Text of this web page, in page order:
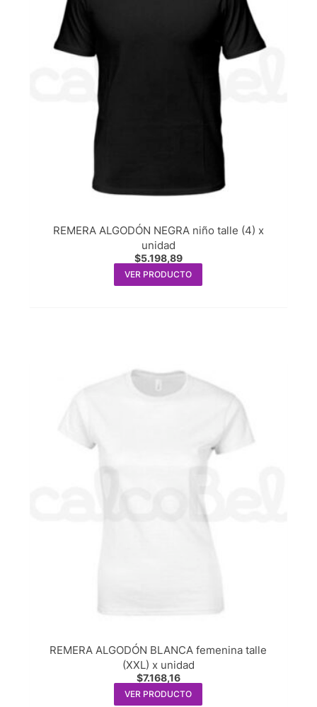
REMERA ALGODÓN NEGRA niño talle (4) x
unidad
$5.198,89
VER PRODUCTO
REMERA ALGODÓN BLANCA femenina talle
(XXL) x unidad
$7.168,16
VER PRODUCTO